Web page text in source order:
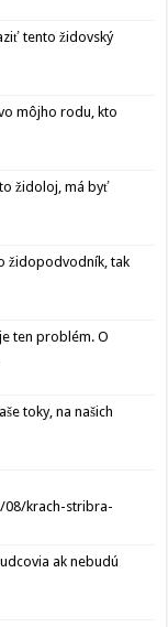
tento židovský
môjho rodu, kto
židoloj, má byť
židopodvodník, tak
ten problém. O
toky, na našich
08/krach-stribra-
ak nebudú